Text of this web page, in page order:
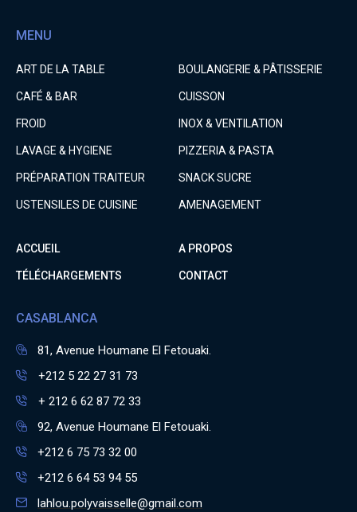
MENU
ART DE LA TABLE BOULANGERIE & PÂTISSERIE
CAFÉ & BAR CUISSON
FROID INOX & VENTILATION
LAVAGE & HYGIENE PIZZERIA & PASTA
PRÉPARATION TRAITEUR SNACK SUCRE
USTENSILES DE CUISINE AMENAGEMENT
ACCUEIL A PROPOS
TÉLÉCHARGEMENTS CONTACT
CASABLANCA
81, Avenue Houmane El Fetouaki.
+212 5 22 27 31 73
+ 212 6 62 87 72 33
92, Avenue Houmane El Fetouaki.
+212 6 75 73 32 00
+212 6 64 53 94 55
lahlou.polyvaisselle@gmail.com